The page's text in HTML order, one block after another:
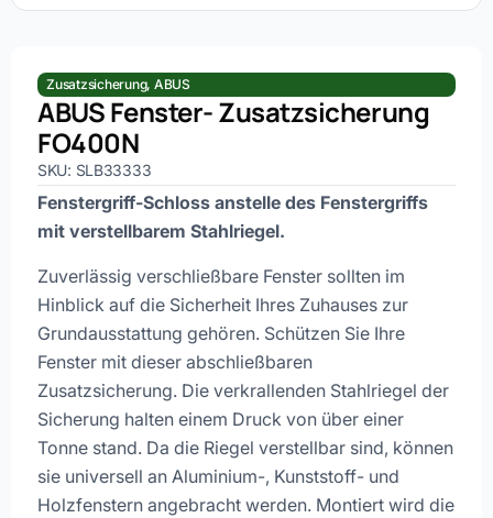
Zusatzsicherung, ABUS
ABUS Fenster- Zusatzsicherung
FO400N
SKU: SLB33333
Fenstergriff-Schloss anstelle des Fenstergriffs
mit verstellbarem Stahlriegel.
Zuverlässig verschließbare Fenster sollten im
Hinblick auf die Sicherheit Ihres Zuhauses zur
Grundausstattung gehören. Schützen Sie Ihre
Fenster mit dieser abschließbaren
Zusatzsicherung. Die verkrallenden Stahlriegel der
Sicherung halten einem Druck von über einer
Tonne stand. Da die Riegel verstellbar sind, können
sie universell an Aluminium-, Kunststoff- und
Holzfenstern angebracht werden. Montiert wird die